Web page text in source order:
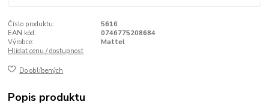
Číslo produktu:
5616
EAN kód:
0746775208684
Výrobce:
Mattel
Hlídat cenu / dostupnost
Do oblíbených
Popis produktu